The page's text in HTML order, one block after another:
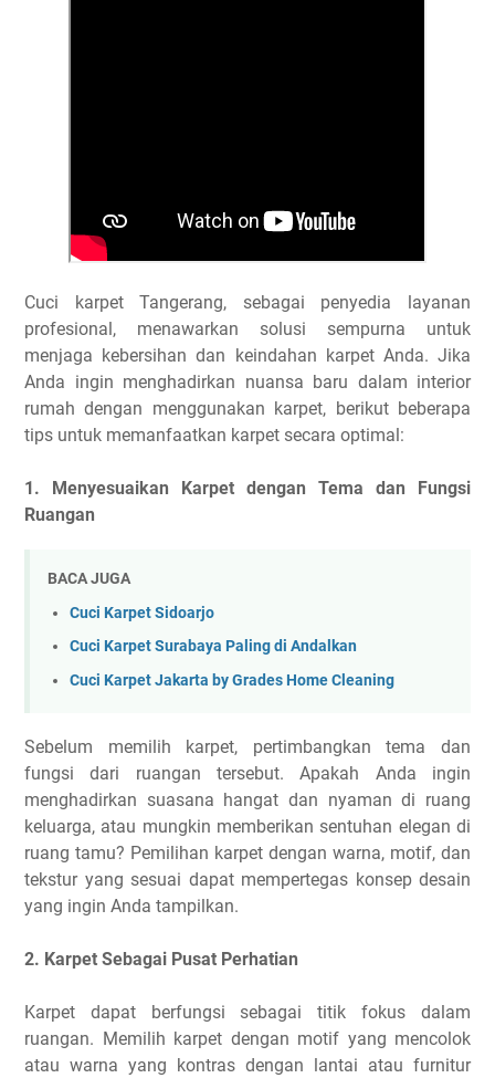
Cuci karpet Tangerang, sebagai penyedia layanan
profesional, menawarkan solusi sempurna untuk
menjaga kebersihan dan keindahan karpet Anda. Jika
Anda ingin menghadirkan nuansa baru dalam interior
rumah dengan menggunakan karpet, berikut beberapa
tips untuk memanfaatkan karpet secara optimal:
1. Menyesuaikan Karpet dengan Tema dan Fungsi
Ruangan
BACA JUGA
Cuci Karpet Sidoarjo
Cuci Karpet Surabaya Paling di Andalkan
Cuci Karpet Jakarta by Grades Home Cleaning
Sebelum memilih karpet, pertimbangkan tema dan
fungsi dari ruangan tersebut. Apakah Anda ingin
menghadirkan suasana hangat dan nyaman di ruang
keluarga, atau mungkin memberikan sentuhan elegan di
ruang tamu? Pemilihan karpet dengan warna, motif, dan
tekstur yang sesuai dapat mempertegas konsep desain
yang ingin Anda tampilkan.
2. Karpet Sebagai Pusat Perhatian
Karpet dapat berfungsi sebagai titik fokus dalam
ruangan. Memilih karpet dengan motif yang mencolok
atau warna yang kontras dengan lantai atau furnitur